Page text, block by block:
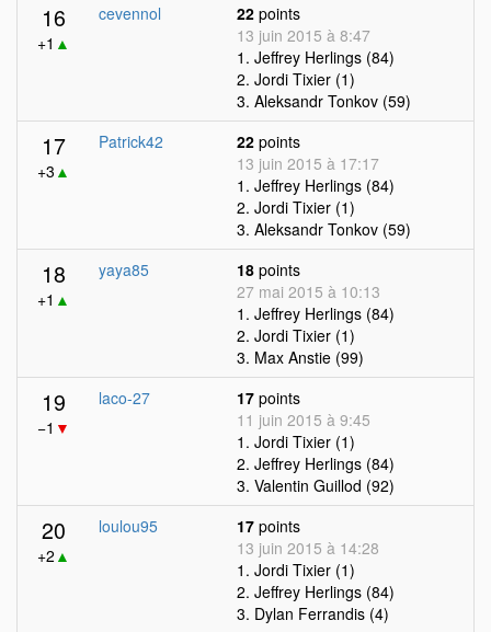
16
+1 ▲
cevennol 22 points
13 juin 2015 à 8:47
1. Jeffrey Herlings (84)
2. Jordi Tixier (1)
3. Aleksandr Tonkov (59)
17
+3 ▲
Patrick42 22 points
13 juin 2015 à 17:17
1. Jeffrey Herlings (84)
2. Jordi Tixier (1)
3. Aleksandr Tonkov (59)
18
+1 ▲
yaya85 18 points
27 mai 2015 à 10:13
1. Jeffrey Herlings (84)
2. Jordi Tixier (1)
3. Max Anstie (99)
19
−1 ▼
laco-27 17 points
11 juin 2015 à 9:45
1. Jordi Tixier (1)
2. Jeffrey Herlings (84)
3. Valentin Guillod (92)
20
+2 ▲
loulou95 17 points
13 juin 2015 à 14:28
1. Jordi Tixier (1)
2. Jeffrey Herlings (84)
3. Dylan Ferrandis (4)